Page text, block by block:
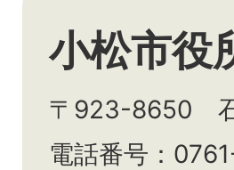
小松市役
〒923-8650 石
電話番号：